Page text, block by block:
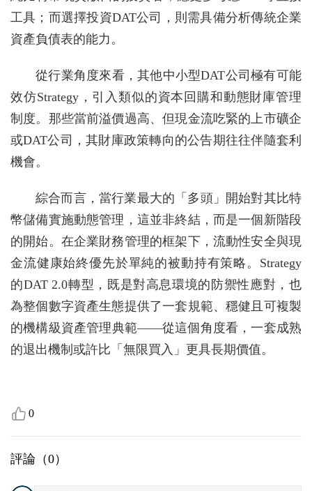
工具；而選擇投資DAT公司，則需具備分析傳統企業
資產負債表的能力。
從行業角度來看，其他中小型DAT公司極有可能
效仿Strategy，引入類似的資本回購和動態財庫管理
制度。那些當前溢價過高、但現金流吃緊的上市礦企
或DAT公司，其財庫政策轉向的公告期往往伴隨套利
機會。
綜合而言，當行業最大的「多頭」開始對其比特
幣儲備實施動態管理，這並非終結，而是一個新階段
的開始。在企業財務管理的框架下，流動性安全與現
金流健康始終優先於單純的被動持有策略。Strategy
的DAT 2.0轉型，既是對高息環境的防禦性應對，也
為整個數字資產生態提供了一套規範、穩健且可複製
的機構級資產管理典範——從這個角度看，一套成熟
的退出機制或許比「無限買入」更具長期價值。
0
評論（0）